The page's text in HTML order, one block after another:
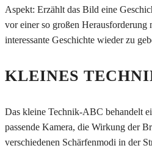
Aspekt: Erzählt das Bild eine
vor einer so großen Herausforderung
interessante Geschichte wieder zu
KLEINES
Das kleine Technik-ABC behandelt
passende Kamera, die Wirkung der
verschiedenen Schärfenmodi in der